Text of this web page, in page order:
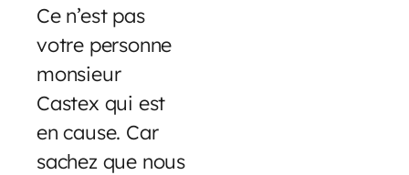
Ce n’est pas
votre personne
monsieur
Castex qui est
en cause. Car
sachez que nous